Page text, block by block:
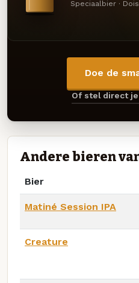
Speciaalbier ·
Doe de
Of stel direct
Andere bieren
Bier
Matiné Session IPA
Creature